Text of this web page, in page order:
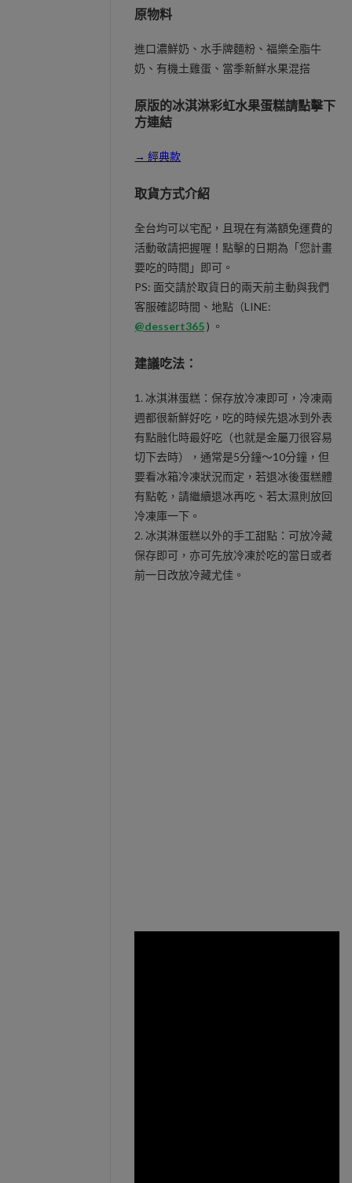
原物料
進口濃鮮奶、水手牌麵粉、福樂全脂牛
奶、有機土雞蛋、當季新鮮水果混搭
原版的冰淇淋彩虹水果蛋糕請點擊下
方連結
→ 經典款
取貨方式介紹
全台均可以宅配，且現在有滿額免運費的
活動敬請把握喔！點擊的日期為「您計畫
要吃的時間」即可。
PS: 面交請於取貨日的兩天前主動與我們
客服確認時間、地點（LINE:
@dessert365) 。
建議吃法：
1. 冰淇淋蛋糕：保存放冷凍即可，冷凍兩
週都很新鮮好吃，吃的時候先退冰到外表
有點融化時最好吃（也就是金屬刀很容易
切下去時），通常是5分鐘～10分鐘，但
要看冰箱冷凍狀況而定，若退冰後蛋糕體
有點乾，請繼續退冰再吃、若太濕則放回
冷凍庫一下。
2. 冰淇淋蛋糕以外的手工甜點：可放冷藏
保存即可，亦可先放冷凍於吃的當日或者
前一日改放冷藏尤佳。